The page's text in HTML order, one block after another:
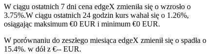
W ciągu ostatnich 7 dni cena edgeX zmieniła się o wzrosło o
3.75%.W ciągu ostatnich 24 godzin kurs wahał się o 1.26%,
osiągając maksimum €0 EUR i minimum €0 EUR.
W porównaniu do zeszłego miesiąca edgeX zmienił się o spadła o
15.4%. w dół z €-- EUR.